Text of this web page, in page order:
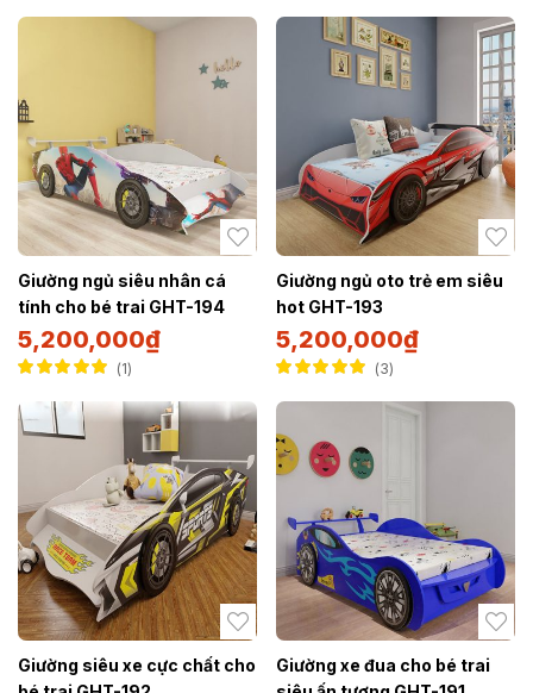
5.005 sao
5.005 sao
Giường ngủ siêu nhân cá
tính cho bé trai GHT-194
5,200,000₫
5.00
5 sao
1
Giường ngủ oto trẻ em siêu
hot GHT-193
5,200,000₫
5.005 sao
3
Giường siêu xe cực chất cho
Giường xe đua cho bé trai